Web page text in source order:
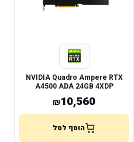
NVIDIA Quadro Ampere RTX
A4500 ADA 24GB 4XDP
₪10,560
הוסף לסל